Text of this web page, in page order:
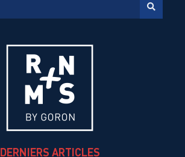
DERNIERS ARTICLES